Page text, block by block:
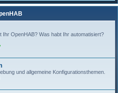
Ihr OpenHAB? Was habt Ihr automatisiert?
und allgemeine Konfigurationsthemen.